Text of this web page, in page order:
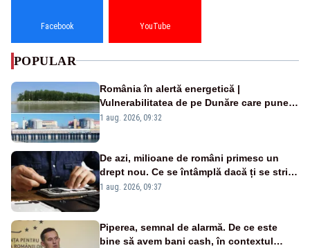
Facebook YouTube
POPULAR
România în alertă energetică |
Vulnerabilitatea de pe Dunăre care pune
în pericol Centrala Cernavodă era
1 aug. 2026, 09:32
De azi, milioane de români primesc un
drept nou. Ce se întâmplă dacă ți se strică
un produs
1 aug. 2026, 09:37
Piperea, semnal de alarmă. De ce este
bine să avem bani cash, în contextul